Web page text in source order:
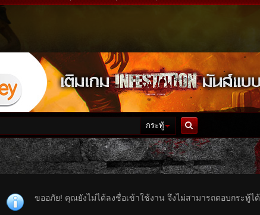
กระทู้
ค้นหา
ขออภัย! คุณยังไม่ได้ลงชื่อเข้าใช้งาน จึงไม่สามารถตอบกระทู้ได้